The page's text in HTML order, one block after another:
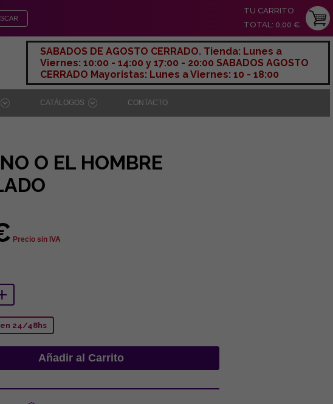
TU CARRITO
TOTAL: 0,00 €
SABADOS DE AGOSTO CERRADO. Tienda: Lunes a
Viernes: 10:00 - 14:00 y 17:00 - 20:00 SABADOS AGOSTO
CERRADO Mayoristas: Lunes a Viernes: 10 - 18:00
CATÁLOGOS CONTACTO
O EL HOMBRE
Precio sin IVA
24/48hs